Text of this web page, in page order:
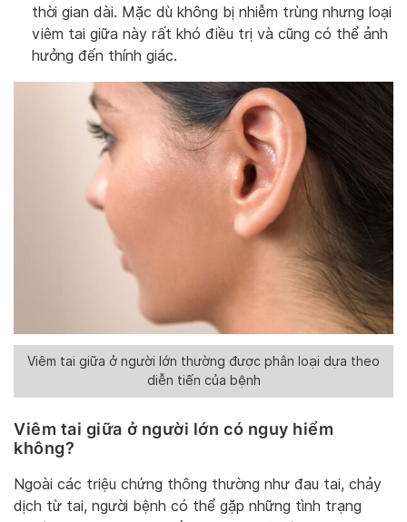
thời gian dài. Mặc dù không bị nhiễm trùng nhưng loại
viêm tai giữa này rất khó điều trị và cũng có thể ảnh
hưởng đến thính giác.
Viêm tai giữa ở người lớn thường được phân loại dựa theo
diễn tiến của bệnh
Viêm tai giữa ở người lớn có nguy hiểm
không?
Ngoài các triệu chứng thông thường như đau tai, chảy
dịch từ tai, người bệnh có thể gặp những tình trạng